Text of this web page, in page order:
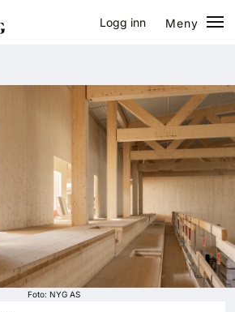
Logg inn
Meny
Foto: NYG AS